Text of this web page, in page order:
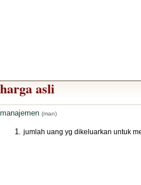
harga asli
manajemen (man)
jumlah uang yg dikeluarkan untuk